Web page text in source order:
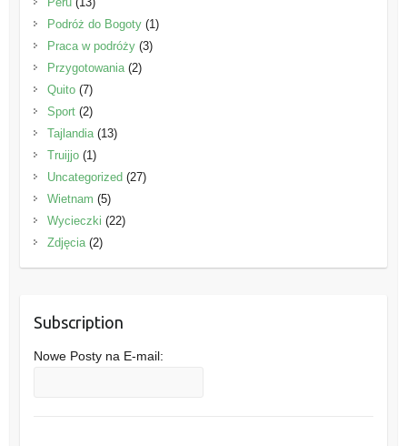
Podróż do Bogoty(1)
Praca w podróży(3)
Przygotowania(2)
Quito(7)
Sport(2)
Tajlandia(13)
Truijjo(1)
Uncategorized(27)
Wietnam (5)
Wycieczki (22)
Zdjęcia(2)
Subscription
Nowe Posty na E-mail: